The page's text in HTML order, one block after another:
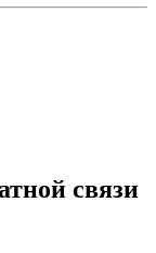
связи